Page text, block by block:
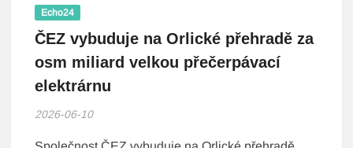
Echo24
ČEZ vybuduje na Orlické přehradě za
osm miliard velkou přečerpávací
elektrárnu
2026-06-10